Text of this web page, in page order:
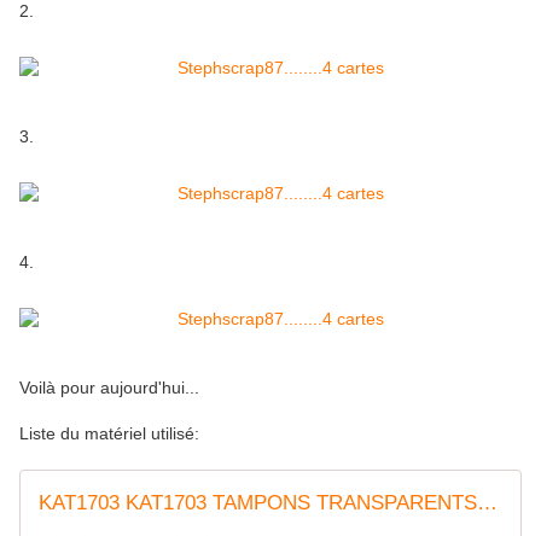
2.
3.
4.
Voilà pour aujourd'hui...
Liste du matériel utilisé:
KAT1703 KAT1703 TAMPONS TRANSPARENTS HEY BABY - Les Cro'mignons Fille FEE DU SCRAP